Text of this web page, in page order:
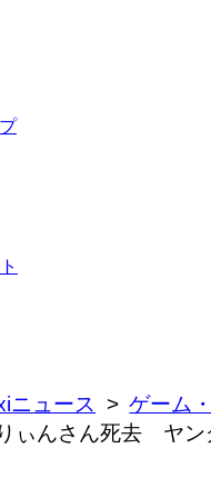
ニュース ゲーム
ぃんさん死去 ヤン